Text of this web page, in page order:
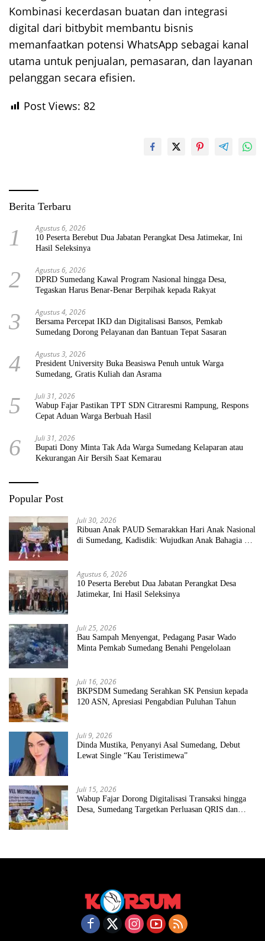
Kombinasi kecerdasan buatan dan integrasi
digital dari bitbybit membantu bisnis
memanfaatkan potensi WhatsApp sebagai kanal
utama untuk penjualan, pemasaran, dan layanan
pelanggan secara efisien.
Post Views: 82
Berita Terbaru
1 Agustus 6, 2026
10 Peserta Berebut Dua Jabatan Perangkat Desa Jatimekar, Ini
Hasil Seleksinya
2 Agustus 6, 2026
DPRD Sumedang Kawal Program Nasional hingga Desa,
Tegaskan Harus Benar-Benar Berpihak kepada Rakyat
3 Agustus 4, 2026
Bersama Percepat IKD dan Digitalisasi Bansos, Pemkab
Sumedang Dorong Pelayanan dan Bantuan Tepat Sasaran
4 Agustus 3, 2026
President University Buka Beasiswa Penuh untuk Warga
Sumedang, Gratis Kuliah dan Asrama
5 Juli 31, 2026
Wabup Fajar Pastikan TPT SDN Citraresmi Rampung, Respons
Cepat Aduan Warga Berbuah Hasil
6 Juli 31, 2026
Bupati Dony Minta Tak Ada Warga Sumedang Kelaparan atau
Kekurangan Air Bersih Saat Kemarau
Popular Post
Juli 30, 2026
Ribuan Anak PAUD Semarakkan Hari Anak Nasional
di Sumedang, Kadisdik: Wujudkan Anak Bahagia dan
Agustus 6, 2026
10 Peserta Berebut Dua Jabatan Perangkat Desa
Jatimekar, Ini Hasil Seleksinya
Juli 25, 2026
Bau Sampah Menyengat, Pedagang Pasar Wado
Minta Pemkab Sumedang Benahi Pengelolaan
Juli 16, 2026
BKPSDM Sumedang Serahkan SK Pensiun kepada
120 ASN, Apresiasi Pengabdian Puluhan Tahun
Juli 9, 2026
Dinda Mustika, Penyanyi Asal Sumedang, Debut
Lewat Single “Kau Teristimewa”
Juli 15, 2026
Wabup Fajar Dorong Digitalisasi Transaksi hingga
Desa, Sumedang Targetkan Perluasan QRIS dan